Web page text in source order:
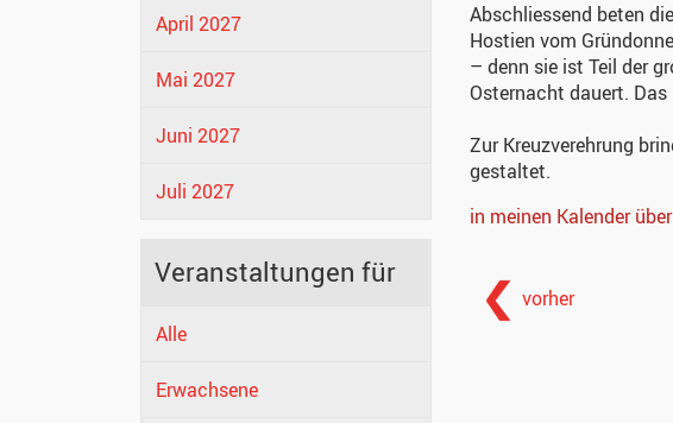
April 2027
Mai 2027
Juni 2027
Juli 2027
Veranstaltungen für
Alle
Erwachsene
Abschliessend beten
Hostien vom
– denn sie ist Teil der
Osternacht dauert.
Zur Kreuzverehrung
gestaltet.
in meinen Kalender
vorher